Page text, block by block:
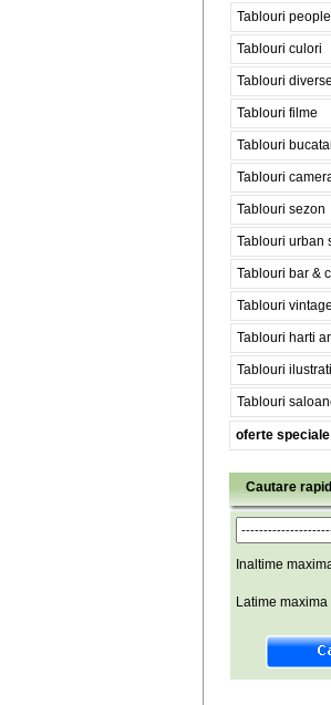
Tablouri people
Tablouri culori
Tablouri diverse
Tablouri filme
Tablouri
Tablouri
Tablouri sezon
Tablouri urban
Tablouri bar &
Tablouri vintage
Tablouri harti
Tablouri
Tablouri
oferte
Cautare
Inaltime
Latime maxima